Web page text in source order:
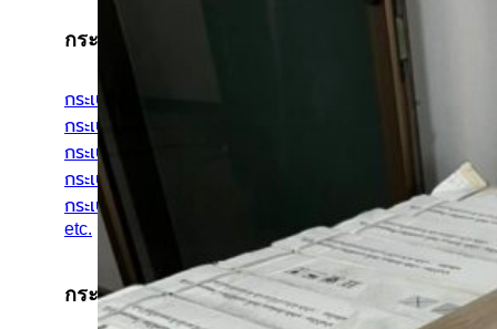
กระเบื้องประเภทต่างๆ
กระเบื้องสระว่ายน้ำ
กระเบื้องลายโบราณ
กระเบื้องแกรนิตโต้
กระเบื้อง Porcelain
กระเบื้องโมเสค
etc.
กระเบื้องแยกตามขนาด